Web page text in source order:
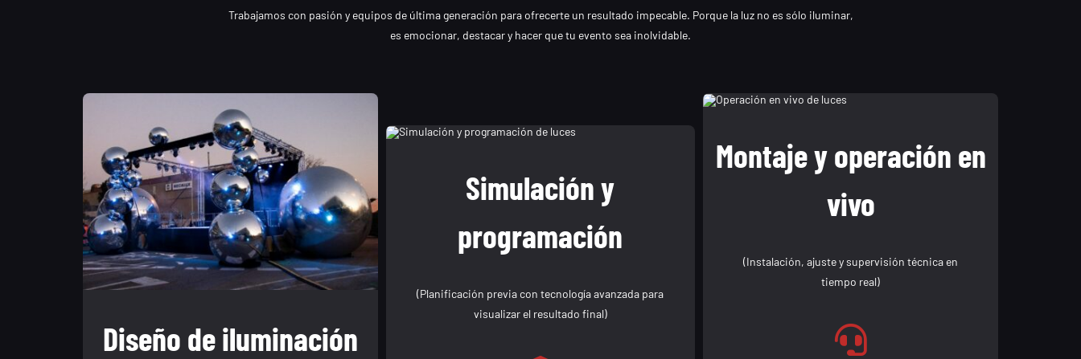
Trabajamos con pasión y equipos de última generación para ofrecerte un resultado impecable. Porque la luz no es sólo iluminar,
es emocionar, destacar y hacer que tu evento sea inolvidable.
Diseño de iluminación
Simulación y
programación
(Planificación previa con tecnología avanzada para
visualizar el resultado final)
Montaje y operación en
vivo
(Instalación, ajuste y supervisión técnica en
tiempo real)